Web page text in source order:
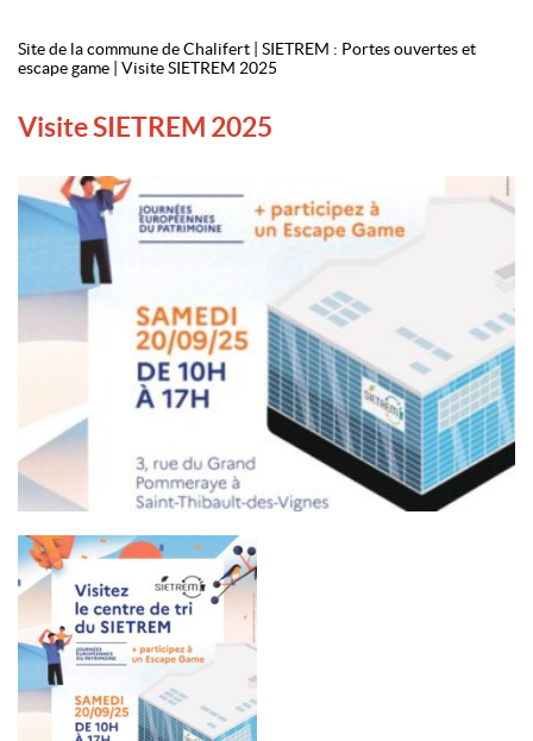
Site de la commune de Chalifert
SIETREM : Portes ouvertes et
escape game
Visite SIETREM 2025
Visite SIETREM 2025